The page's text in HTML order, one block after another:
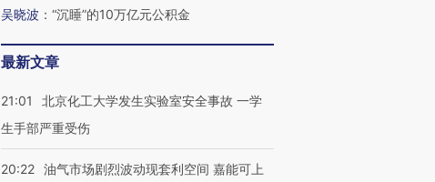
吴晓波 ： “沉睡”的10万亿元公积金
最新文章
21:01
北京化工大学发生实验室安全事故 一学
生手部严重受伤
20:22 油气市场剧烈波动现套利空间 嘉能可上